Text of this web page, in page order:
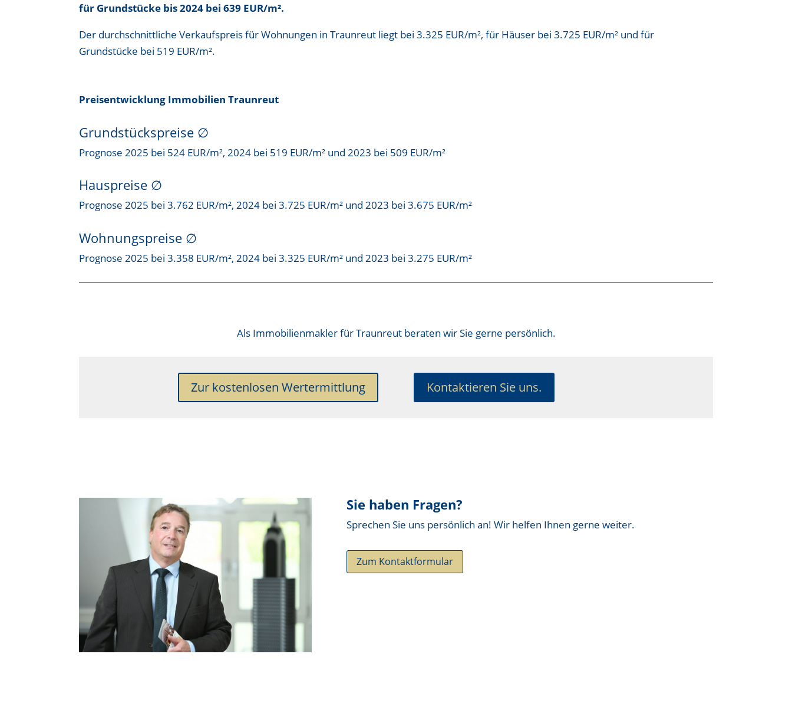
für Grundstücke bis2024 bei 639 EUR/m².
Der durchschnittliche Verkaufspreis für Wohnungen in Traunreut liegt bei3.325 EUR/m², für Häuser bei3.725 EUR/m² und für
Grundstücke bei 519 EUR/m².
Preisentwicklung Immobilien Traunreut
Grundstückspreise ∅
Prognose 2025 bei 524 EUR/m², 2024 bei 519 EUR/m² und 2023 bei 509 EUR/m²
Hauspreise ∅
Prognose 2025 bei 3.762 EUR/m², 2024 bei 3.725 EUR/m² und 2023 bei 3.675 EUR/m²
Wohnungspreise ∅
Prognose 2025 bei 3.358 EUR/m², 2024 bei 3.325 EUR/m² und 2023 bei 3.275 EUR/m²
AlsImmobilienmakler für Traunreutberaten wir Sie gerne persönlich.
Zur kostenlosen Wertermittlung Kontaktieren Sie uns.
Sie haben Fragen?
Sprechen Sie uns persönlich an! Wir helfen Ihnen gerne weiter.
Zum Kontaktformular